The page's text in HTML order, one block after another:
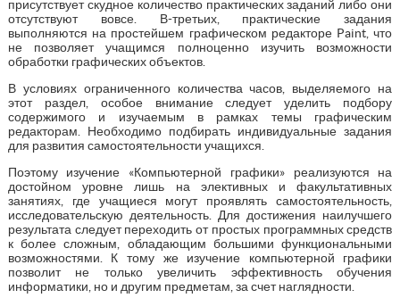
присутствует скудное количество практических заданий либо они
отсутствуют вовсе. В-третьих, практические задания
выполняются на простейшем графическом редакторе Paint, что
не позволяет учащимся полноценно изучить возможности
обработки графических объектов.
В условиях ограниченного количества часов, выделяемого на
этот раздел, особое внимание следует уделить подбору
содержимого и изучаемым в рамках темы графическим
редакторам. Необходимо подбирать индивидуальные задания
для развития самостоятельности учащихся.
Поэтому изучение «Компьютерной графики» реализуются на
достойном уровне лишь на элективных и факультативных
занятиях, где учащиеся могут проявлять самостоятельность,
исследовательскую деятельность. Для достижения наилучшего
результата следует переходить от простых программных средств
к более сложным, обладающим большими функциональными
возможностями. К тому же изучение компьютерной графики
позволит не только увеличить эффективность обучения
информатики, но и другим предметам, за счет наглядности.